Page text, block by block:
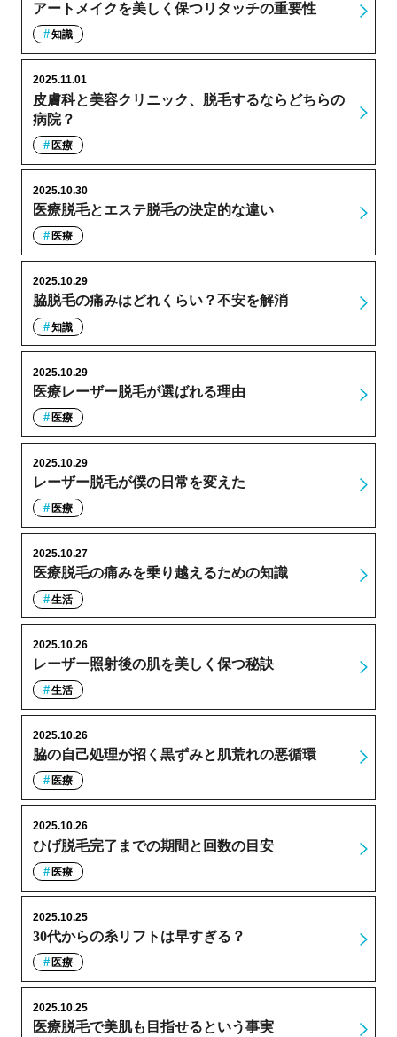
アートメイクを美しく保つリタッチの重要性
知識
皮膚科と美容クリニック、脱毛するならどちらの
病院？
2025.11.01
医療
医療脱毛とエステ脱毛の決定的な違い
2025.10.30
医療
脇脱毛の痛みはどれくらい？不安を解消
2025.10.29
知識
医療レーザー脱毛が選ばれる理由
2025.10.29
医療
レーザー脱毛が僕の日常を変えた
2025.10.29
医療
医療脱毛の痛みを乗り越えるための知識
2025.10.27
生活
レーザー照射後の肌を美しく保つ秘訣
2025.10.26
生活
脇の自己処理が招く黒ずみと肌荒れの悪循環
2025.10.26
医療
ひげ脱毛完了までの期間と回数の目安
2025.10.26
医療
30代からの糸リフトは早すぎる？
2025.10.25
医療
医療脱毛で美肌も目指せるという事実
2025.10.25